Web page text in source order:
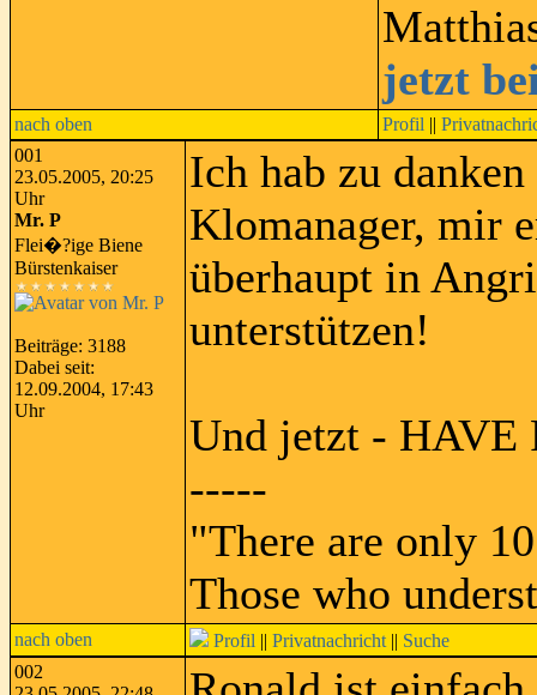
jetzt
nach oben Profil ||
001
23.05.2005, 20:25
Uhr
Mr. P
Flei�?ige Biene
Bürstenkaiser
Beiträge: 3188
Dabei seit:
12.09.2004, 17:43
Uhr
Ich hab zu
Klomanager, mir
überhaupt in
unterstützen!
Und jetzt -
-----
"There are only
Those who
nach oben Profil || Privatnachricht || Suche
002